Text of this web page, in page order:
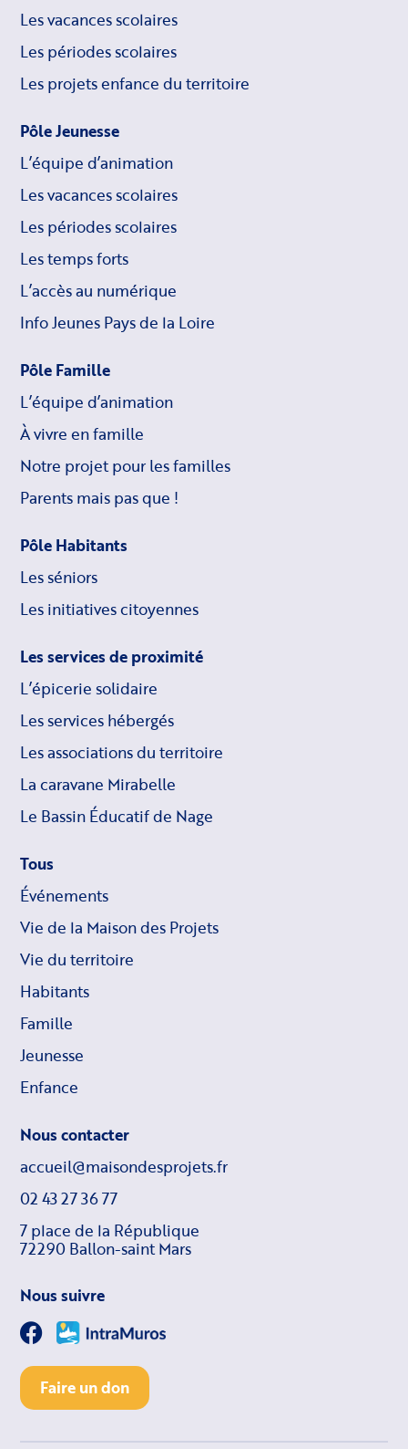
Les vacances scolaires
Les périodes scolaires
Les projets enfance du territoire
Pôle Jeunesse
L’équipe d’animation
Les vacances scolaires
Les périodes scolaires
Les temps forts
L’accès au numérique
Info Jeunes Pays de la Loire
Pôle Famille
L’équipe d’animation
À vivre en famille
Notre projet pour les familles
Parents mais pas que !
Pôle Habitants
Les séniors
Les initiatives citoyennes
Les services de proximité
L’épicerie solidaire
Les services hébergés
Les associations du territoire
La caravane Mirabelle
Le Bassin Éducatif de Nage
Tous
Événements
Vie de la Maison des Projets
Vie du territoire
Habitants
Famille
Jeunesse
Enfance
Nous contacter
accueil@maisondesprojets.fr
02 43 27 36 77
7 place de la République
72290 Ballon-saint Mars
Nous suivre
Faire un don